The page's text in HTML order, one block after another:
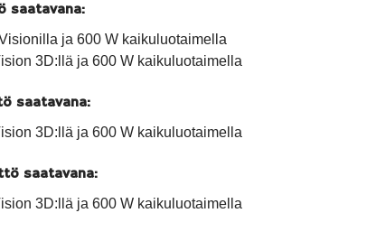
saatavana:
ja 600 W kaikuluotaimella
3D:llä ja 600 W kaikuluotaimella
saatavana:
3D:llä ja 600 W kaikuluotaimella
saatavana:
3D:llä ja 600 W kaikuluotaimella